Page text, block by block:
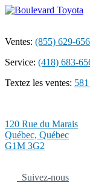
Ventes: (855) 629-
Service: (418) 683-
Textez les ventes:
120 Rue du Marais
Québec, Québec
G1M 3G2
Suivez-nous